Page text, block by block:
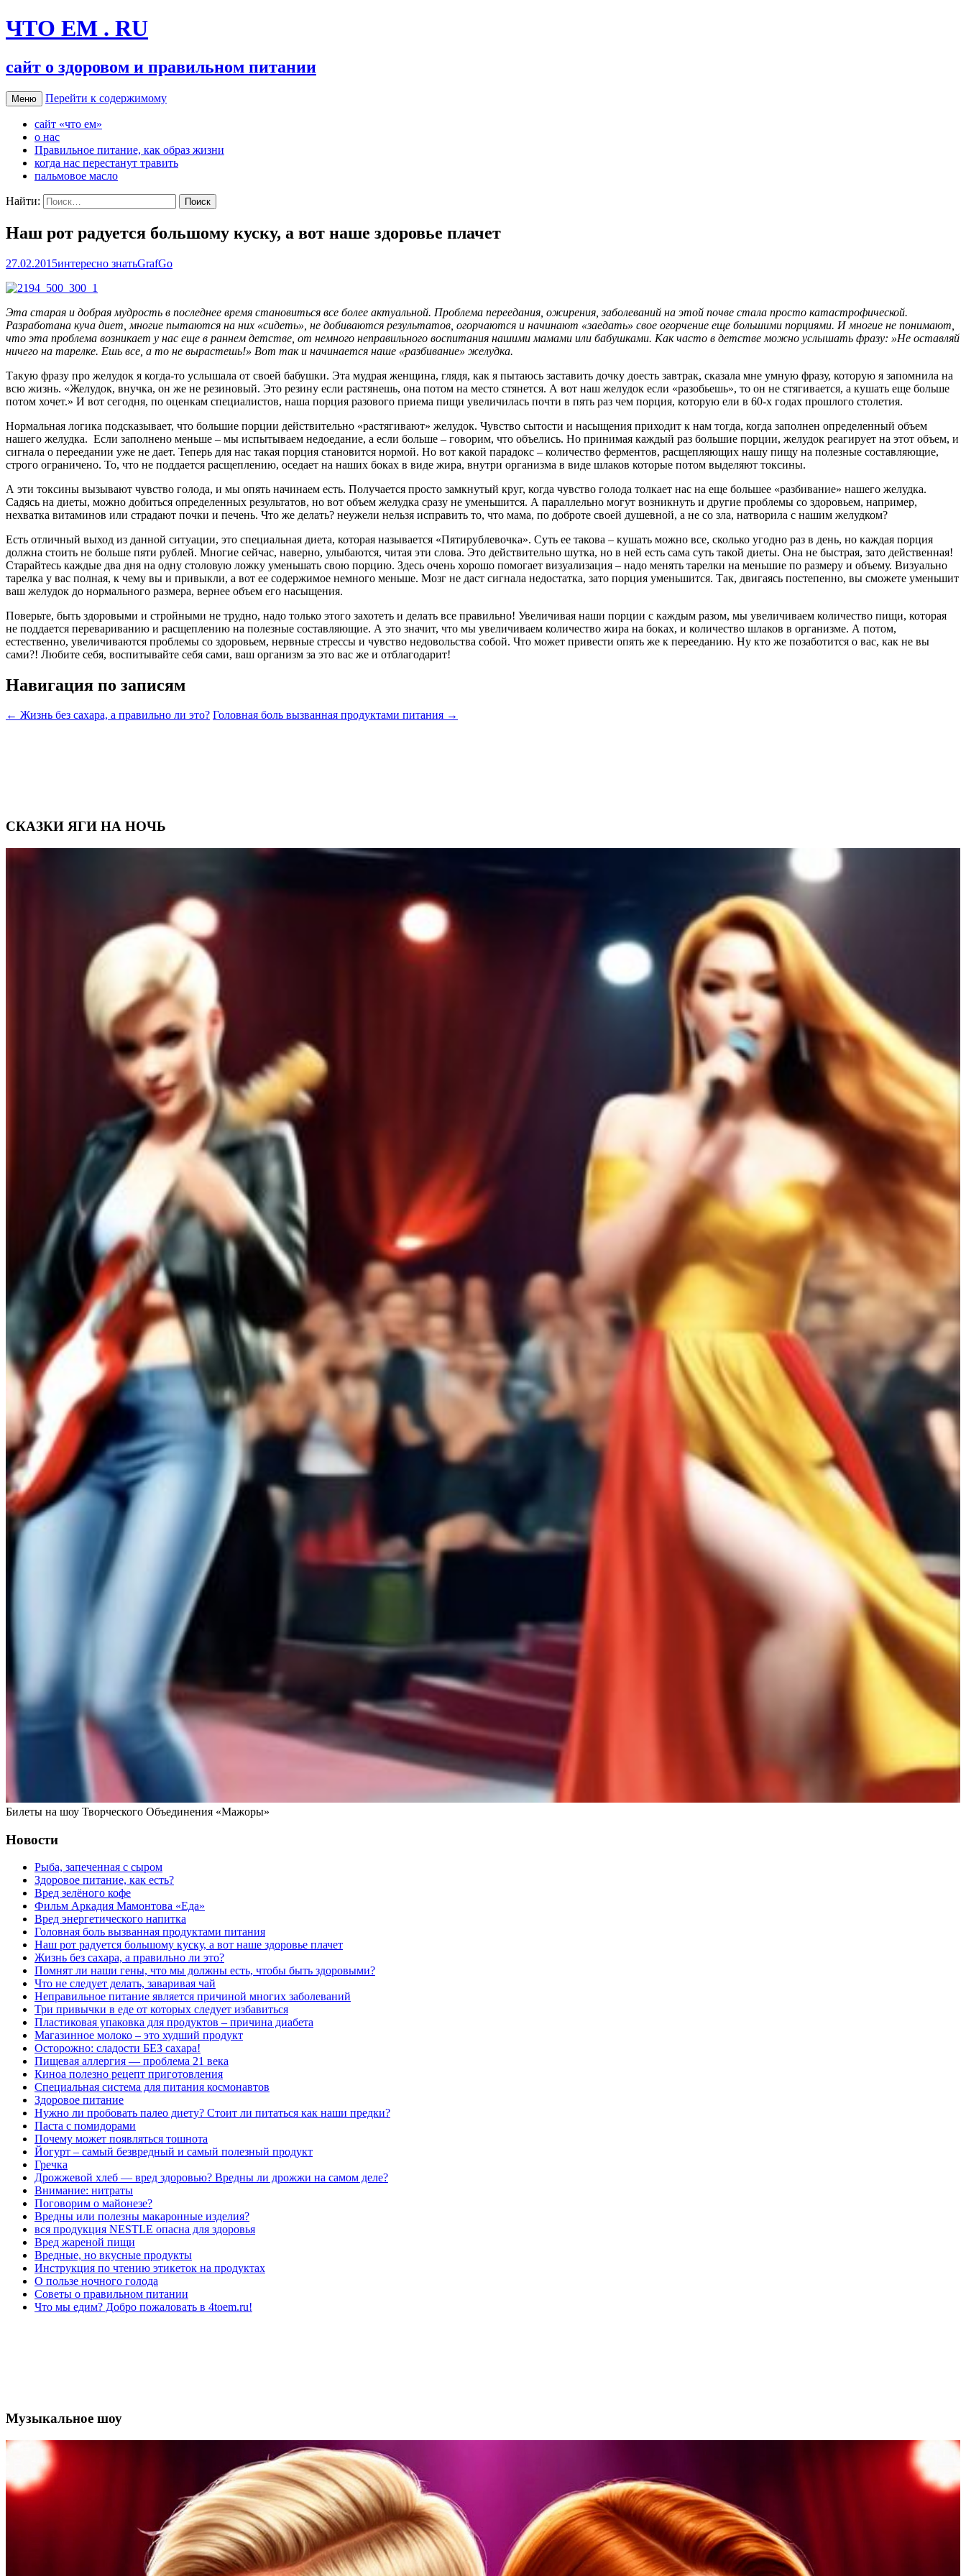
ЧТО ЕМ . RU
сайт о здоровом и правильном питании
Меню Перейти к содержимому
сайт «что ем»
о нас
Правильное питание, как образ жизни
когда нас перестанут травить
пальмовое масло
Найти:
Наш рот радуется большому куску, а вот наше здоровье плачет
27.02.2015интересно знатьGrafGo
Эта старая и добрая мудрость в последнее время становиться все более актуальной. Проблема переедания, ожирения, заболеваний на этой почве стала просто катастрофической.
Разработана куча диет, многие пытаются на них «сидеть», не добиваются результатов, огорчаются и начинают «заедать» свое огорчение еще большими порциями. И многие не понимают,
что эта проблема возникает у нас еще в раннем детстве, от немного неправильного воспитания нашими мамами или бабушками. Как часто в детстве можно услышать фразу: »Не оставляй
ничего на тарелке. Ешь все, а то не вырастешь!» Вот так и начинается наше «разбивание» желудка.
Такую фразу про желудок я когда-то услышала от своей бабушки. Эта мудрая женщина, глядя, как я пытаюсь заставить дочку доесть завтрак, сказала мне умную фразу, которую я запомнила на
всю жизнь. «Желудок, внучка, он же не резиновый. Это резину если растянешь, она потом на место стянется. А вот наш желудок если «разобьешь», то он не стягивается, а кушать еще больше
потом хочет.» И вот сегодня, по оценкам специалистов, наша порция разового приема пищи увеличилась почти в пять раз чем порция, которую ели в 60-х годах прошлого столетия.
Нормальная логика подсказывает, что большие порции действительно «растягивают» желудок. Чувство сытости и насыщения приходит к нам тогда, когда заполнен определенный объем
нашего желудка. Если заполнено меньше – мы испытываем недоедание, а если больше – говорим, что объелись. Но принимая каждый раз большие порции, желудок реагирует на этот объем, и
сигнала о переедании уже не дает. Теперь для нас такая порция становится нормой. Но вот какой парадокс – количество ферментов, расщепляющих нашу пищу на полезные составляющие,
строго ограничено. То, что не поддается расщеплению, оседает на наших боках в виде жира, внутри организма в виде шлаков которые потом выделяют токсины.
А эти токсины вызывают чувство голода, и мы опять начинаем есть. Получается просто замкнутый круг, когда чувство голода толкает нас на еще большее «разбивание» нашего желудка.
Садясь на диеты, можно добиться определенных результатов, но вот объем желудка сразу не уменьшится. А параллельно могут возникнуть и другие проблемы со здоровьем, например,
нехватка витаминов или страдают почки и печень. Что же делать? неужели нельзя исправить то, что мама, по доброте своей душевной, а не со зла, натворила с нашим желудком?
Есть отличный выход из данной ситуации, это специальная диета, которая называется «Пятирублевочка». Суть ее такова – кушать можно все, сколько угодно раз в день, но каждая порция
должна стоить не больше пяти рублей. Многие сейчас, наверно, улыбаются, читая эти слова. Это действительно шутка, но в ней есть сама суть такой диеты. Она не быстрая, зато действенная!
Старайтесь каждые два дня на одну столовую ложку уменьшать свою порцию. Здесь очень хорошо помогает визуализация – надо менять тарелки на меньшие по размеру и объему. Визуально
тарелка у вас полная, к чему вы и привыкли, а вот ее содержимое немного меньше. Мозг не даст сигнала недостатка, зато порция уменьшится. Так, двигаясь постепенно, вы сможете уменьшит
ваш желудок до нормального размера, вернее объем его насыщения.
Поверьте, быть здоровыми и стройными не трудно, надо только этого захотеть и делать все правильно! Увеличивая наши порции с каждым разом, мы увеличиваем количество пищи, которая
не поддается перевариванию и расщеплению на полезные составляющие. А это значит, что мы увеличиваем количество жира на боках, и количество шлаков в организме. А потом,
естественно, увеличиваются проблемы со здоровьем, нервные стрессы и чувство недовольства собой. Что может привести опять же к перееданию. Ну кто же позаботится о вас, как не вы
сами?! Любите себя, воспитывайте себя сами, ваш организм за это вас же и отблагодарит!
Навигация по записям
← Жизнь без сахара, а правильно ли это? Головная боль вызванная продуктами питания →
СКАЗКИ ЯГИ НА НОЧЬ
Билеты на шоу Творческого Объединения «Мажоры»
Новости
Рыба, запеченная с сыром
Здоровое питание, как есть?
Вред зелёного кофе
Фильм Аркадия Мамонтова «Еда»
Вред энергетического напитка
Головная боль вызванная продуктами питания
Наш рот радуется большому куску, а вот наше здоровье плачет
Жизнь без сахара, а правильно ли это?
Помнят ли наши гены, что мы должны есть, чтобы быть здоровыми?
Что не следует делать, заваривая чай
Неправильное питание является причиной многих заболеваний
Три привычки в еде от которых следует избавиться
Пластиковая упаковка для продуктов – причина диабета
Магазинное молоко – это худший продукт
Осторожно: сладости БЕЗ сахара!
Пищевая аллергия — проблема 21 века
Киноа полезно рецепт приготовления
Специальная система для питания космонавтов
Здоровое питание
Нужно ли пробовать палео диету? Стоит ли питаться как наши предки?
Паста с помидорами
Почему может появляться тошнота
Йогурт – самый безвредный и самый полезный продукт
Гречка
Дрожжевой хлеб — вред здоровью? Вредны ли дрожжи на самом деле?
Внимание: нитраты
Поговорим о майонезе?
Вредны или полезны макаронные изделия?
вся продукция NESTLE опасна для здоровья
Вред жареной пищи
Вредные, но вкусные продукты
Инструкция по чтению этикеток на продуктах
О пользе ночного голода
Советы о правильном питании
Что мы едим? Добро пожаловать в 4toem.ru!
Музыкальное шоу